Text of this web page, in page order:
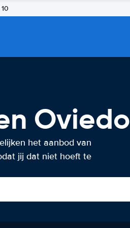
Oviedo
het aanbod van
jij dat niet hoeft te